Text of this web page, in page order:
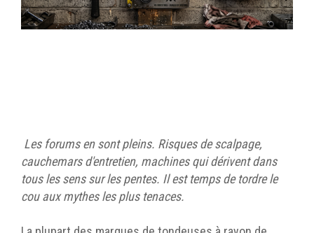
Les forums en sont pleins. Risques de scalpage,
cauchemars d'entretien, machines qui dérivent dans
tous les sens sur les pentes. Il est temps de tordre le
cou aux mythes les plus tenaces.